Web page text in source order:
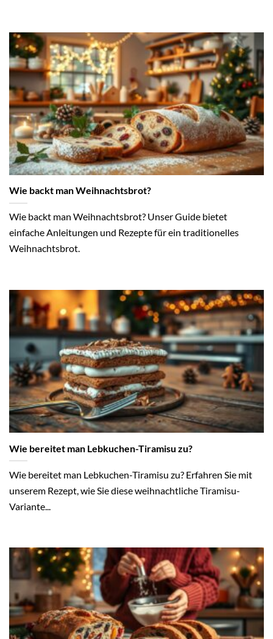
Wie backt man Weihnachtsbrot?
Wie backt man Weihnachtsbrot? Unser Guide bietet
einfache Anleitungen und Rezepte für ein traditionelles
Weihnachtsbrot.
Wie bereitet man Lebkuchen-Tiramisu zu?
Wie bereitet man Lebkuchen-Tiramisu zu? Erfahren Sie mit
unserem Rezept, wie Sie diese weihnachtliche Tiramisu-
Variante...